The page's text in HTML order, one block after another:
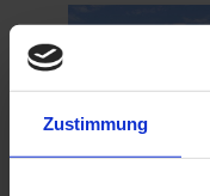
Zustimmung